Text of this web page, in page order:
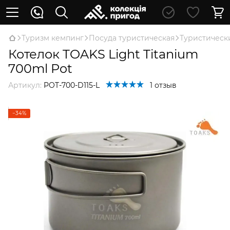
Туризм кемпинг Посуда туристическая
Котелок TOAKS Light Titanium
700ml Pot
Артикул: POT-700-D115-L 1 отзыв
−34%